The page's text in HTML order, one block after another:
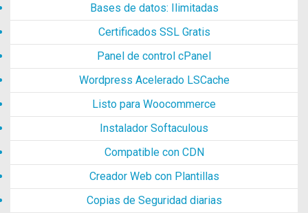
Bases de datos: Ilimitadas
Certificados SSL Gratis
Panel de control cPanel
Wordpress Acelerado LSCache
Listo para Woocommerce
Instalador Softaculous
Compatible con CDN
Creador Web con Plantillas
Copias de Seguridad diarias